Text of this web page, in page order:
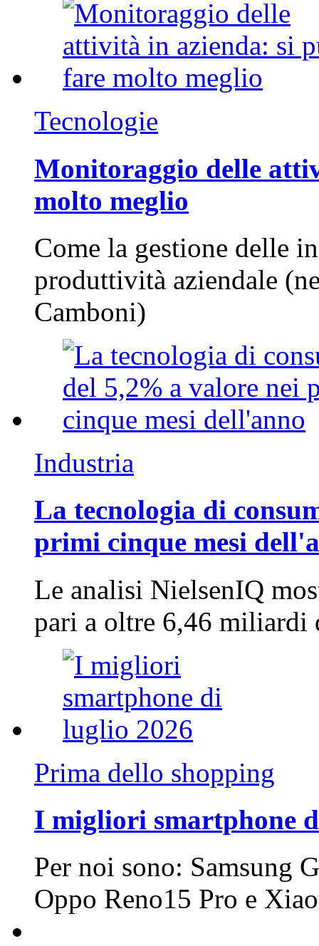
Tecnologie
Monitoraggio delle
molto meglio
Come la gestione delle
produttività aziendale
Camboni)
Industria
La tecnologia di
primi cinque mesi
Le analisi NielsenIQ
pari a oltre 6,46
Prima dello shopping
I migliori smartphone
Per noi sono: Samsung
Oppo Reno15 Pro e